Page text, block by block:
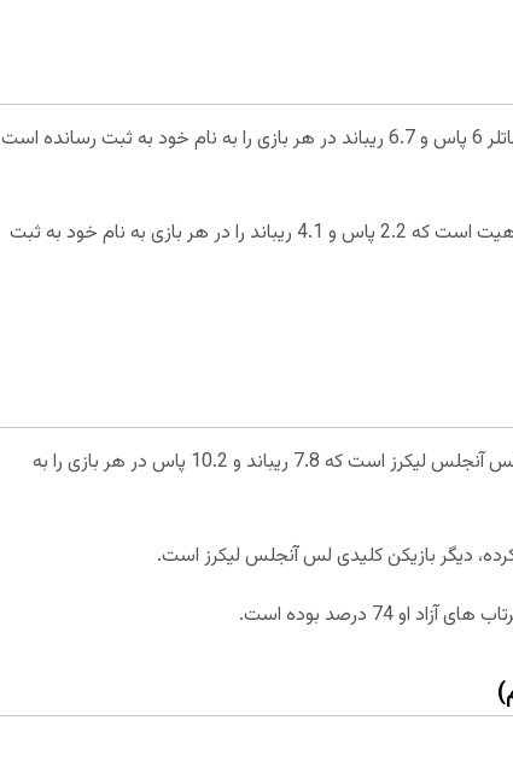
جیمی باتلر به طور میانگین در هر 33.8 دقیقه بازی 19.9 امتیاز کسب کرده است.باتلر 6 پاس و 6.7 ریباند در هر بازی را به نام خود به ثبت رسانده است
تایلر هیرو با کسب 13.5 امتیاز در هر 27.4 دقیقه بازی دیگر بازیکن کلیدی میامی هیت است که 2.2 پاس و 4.1 ریباند را در هر بازی به نام خود به ثبت
لبران جیمز با 25.3 امتیازی که در هر 34.6 دقیقه کسب کرده است بازیکن کلیدی لس آنجلس لیکرز است که 7.8 ریباند و 10.2 پاس در هر بازی را به